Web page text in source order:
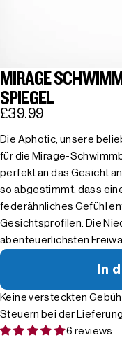
MIRAGE
PIEGEL
£39.99
Die Aphotic, unsere
für die Mirage-
perfekt an das Gesicht
so abgestimmt, dass
federähnliches Gefühl
Gesichtsprofilen. Die
abenteuerlichsten
In
Keine versteckten
Steuern bei der Lieferung.
6 reviews